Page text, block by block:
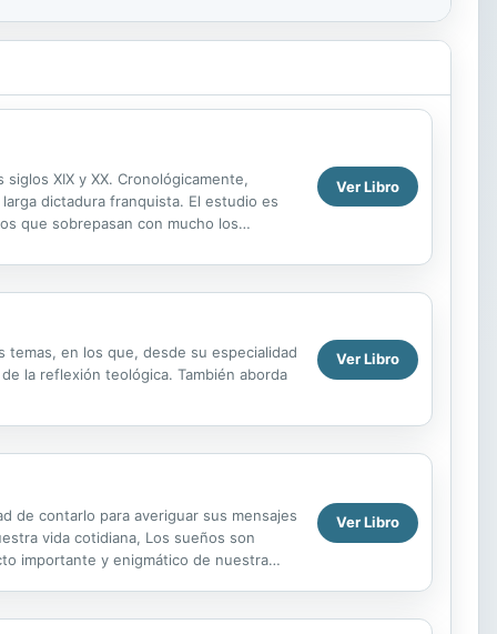
XIX y XX. Cronológicamente,
dictadura franquista. El estudio es
que sobrepasan con mucho los
Ver Libro
en los que, desde su especialidad
la reflexión teológica. También aborda
Ver Libro
de contarlo para averiguar sus mensajes
vida cotidiana, Los sueños son
importante y enigmático de nuestra
Ver Libro